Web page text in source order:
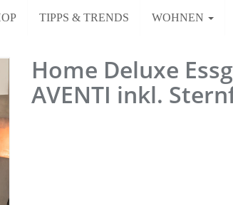
TIPPS & TRENDS WOHNEN
Home Deluxe
AVENTI inkl.